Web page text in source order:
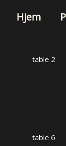
Hjem